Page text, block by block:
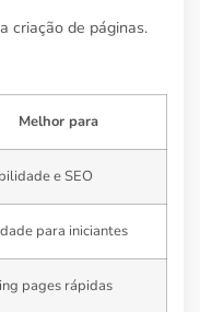
criação de páginas.
Melhor para
e SEO
para iniciantes
pages rápidas